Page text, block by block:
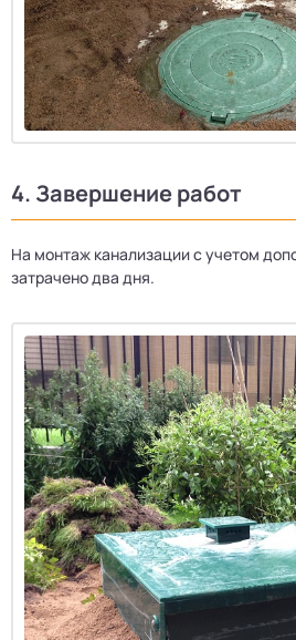
4. Завершение работ
На монтаж канализации с учетом
затрачено два дня.